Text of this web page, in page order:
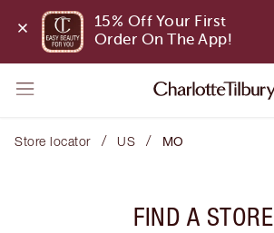
15% Off Your First
Order On The App!
Store locator / US / MO
FIND A STORE